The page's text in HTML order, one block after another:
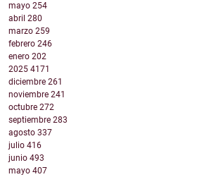
mayo 254
abril 280
marzo 259
febrero 246
enero 202
2025 4171
diciembre 261
noviembre 241
octubre 272
septiembre 283
agosto 337
julio 416
junio 493
mayo 407